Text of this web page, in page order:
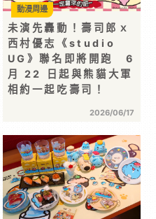
未演先轟動！壽司郎ｘ
西村優志《studio
UG》聯名即將開跑 6
月 22 日起與熊貓大軍
相約一起吃壽司！
2026/06/17
動漫周邊